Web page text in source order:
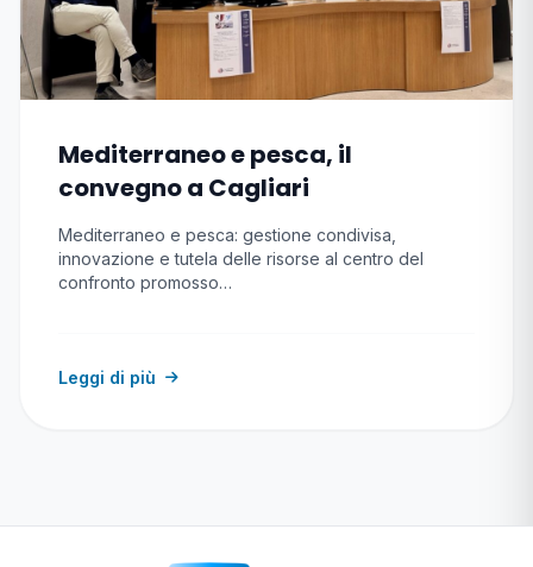
Mediterraneo e pesca, il
convegno a Cagliari
Mediterraneo e pesca: gestione condivisa,
innovazione e tutela delle risorse al centro del
confronto promosso…
Leggi di più